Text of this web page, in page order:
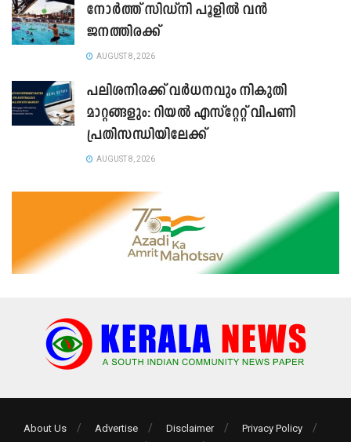
നോർത്ത് സിഡ്നി പൂളിൽ വൻ
ജനത്തിരക്ക്
AUGUST 8, 2026
പലിശനിരക്ക് വർധനവും നികുതി
മാറ്റങ്ങളും: റിയൽ എസ്റ്റേറ്റ് വിപണി
പ്രതിസന്ധിയിലേക്ക്
AUGUST 8, 2026
About Us Advertise Disclaimer
Privacy Policy